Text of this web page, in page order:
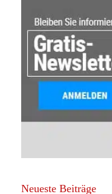
Neueste Beiträge